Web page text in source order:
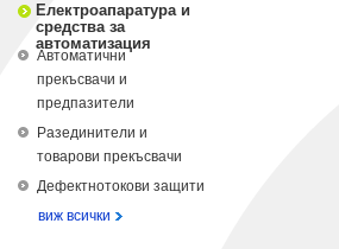
Електроапаратура и
средства за
автоматизация
Автоматични
прекъсвачи и
предпазители
Разединители и
товарови прекъсвачи
Дефектнотокови защити
виж всички